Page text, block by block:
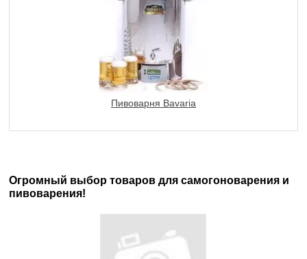
Пивоварня Bavaria
Огромный выбор товаров для самогоноварения и
пивоварения!